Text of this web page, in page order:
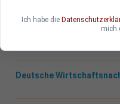
nimmt weiter zu.
Deutsche
Ich habe die
mich